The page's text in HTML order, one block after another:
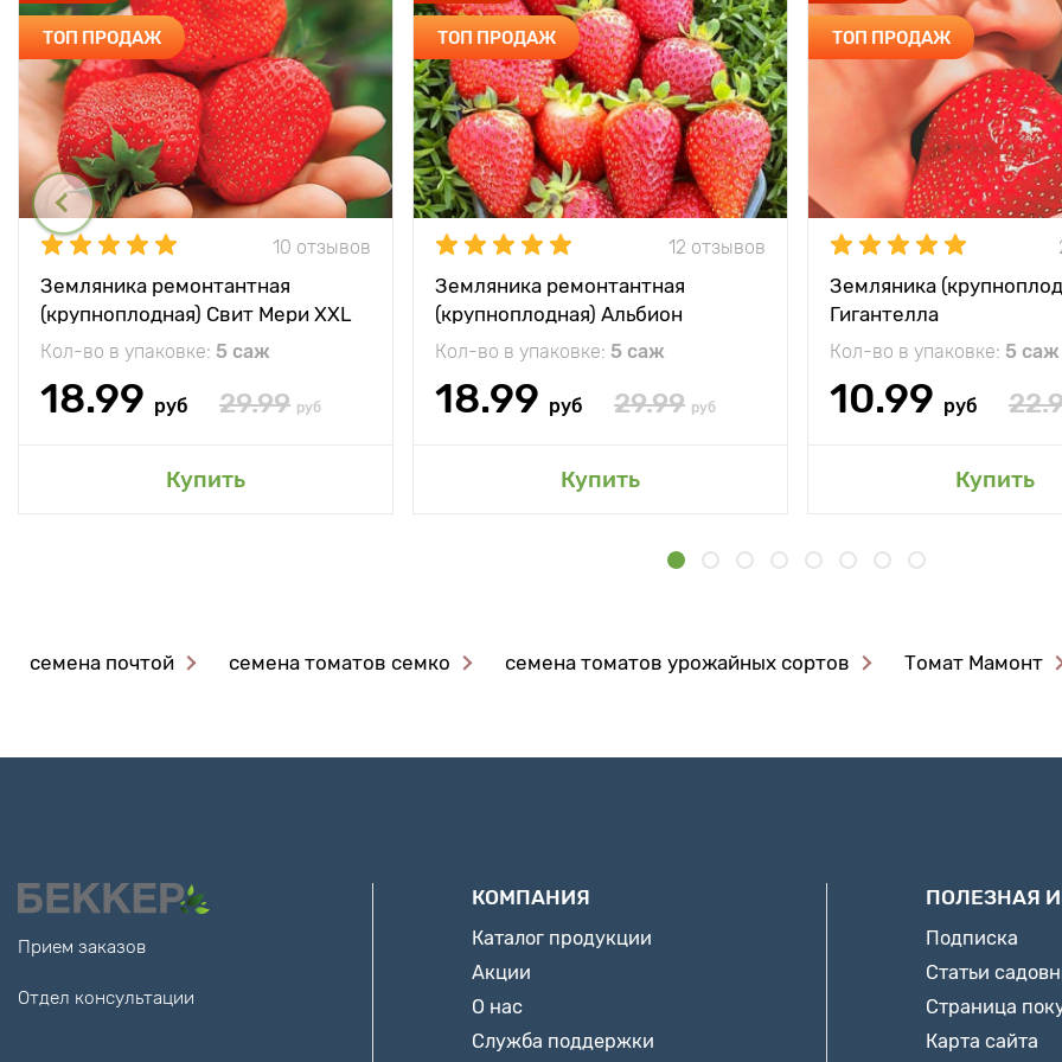
ТОП ПРОДАЖ
10 отзывов
Земляника ремонтантная
(крупноплодная) Свит Мери XXL
Кол-во в упаковке: 5 саж
18.99 руб 29.99 руб
Купить
ТОП ПРОДАЖ
12 отзывов
Земляника ремонтантная
(крупноплодная) Альбион
Кол-во в упаковке: 5 саж
18.99 руб 29.99 руб
Купить
ТОП ПРОДАЖ
Земляника
Гигантелла
Кол-во в упаковке: 5 саж
10.99 руб
Купить
семена почтой семена томатов семко семена томатов урожайных сортов Томат Мамонт
Прием заказов
Отдел консультации
КОМПАНИЯ
Каталог продукции
Акции
О нас
Служба поддержки
ПОЛЕЗНАЯ
Подписка
Статьи
Страница
Карта сайта